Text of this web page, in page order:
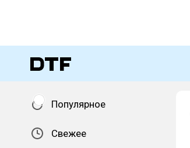
Популярное
Свежее